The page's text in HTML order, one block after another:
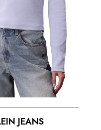
JEANS